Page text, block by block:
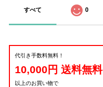
すべて 0
代引き手数料無料！
10,000円 送料無料
以上のお買い物で